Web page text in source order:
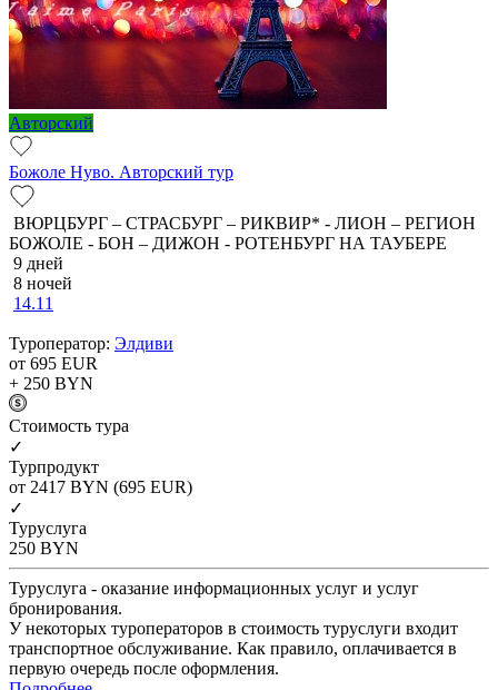
Авторский
Божоле Нуво. Авторский тур
ВЮРЦБУРГ – СТРАСБУРГ – РИКВИР* - ЛИОН – РЕГИОН
БОЖОЛЕ - БОН – ДИЖОН - РОТЕНБУРГ НА ТАУБЕРЕ
9 дней
8 ночей
14.11
Туроператор: Элдиви
от 695 EUR
+ 250 BYN
Cтоимость тура
✓
Турпродукт
от 2417 BYN (695 EUR)
✓
Туруслуга
250 BYN
Туруслуга - оказание информационных услуг и услуг
бронирования.
У некоторых туроператоров в стоимость туруслуги входит
транспортное обслуживание. Как правило, оплачивается в
первую очередь после оформления.